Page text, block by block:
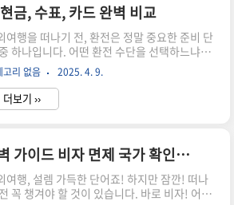
생할 수 있는 예기치 못한 사고나 질병은 생각
훨씬 큰 부담으로 다가올 수 있습니다. 국내 의
스템과 다른 해외 의료 시스템은 높은 의료비
행객들을 곤란하게 만들 수도 있죠. 게다가 휴
도난, 분실, 그리고 타인에게 피해를 입혀 발
는 배상 책임까지?! 이러한 다양한 위험으로..
금, 수표, 카드 완벽 비교
여행을 떠나기 전, 환전은 정말 중요한 준비 단
하나입니다. 어떤 환전 수단을 선택하느냐에
여행 경비를 효율적으로 관리하고, 예상치 못
황에 유연하게 대처할 수 있기 때문이죠! 현
행자 수표, 카드 등 다양한 환전 수단의 장단
비교 분석하여 여러분의 현명한 선택을 돕고,
과 편리함의 대명사현금은 해외여행에서 가장
사용되는 환전 수단입니다. 익숙하고 사용하
리하다는 큰 장점 덕분에 많은 여행객들의 사
받고 있죠. 특히 소액 결제가 빈번한 길거리 음
고리 없음 2025. 4. 9.
더보기 ››
해외여행 비자 완벽 가이드 비자 면제 국가 확인부터 발급 방법까지
여행, 설렘 가득한 단어죠! 하지만 잠깐! 떠나
꼭 챙겨야 할 것이 있습니다. 바로 비자! 어떤